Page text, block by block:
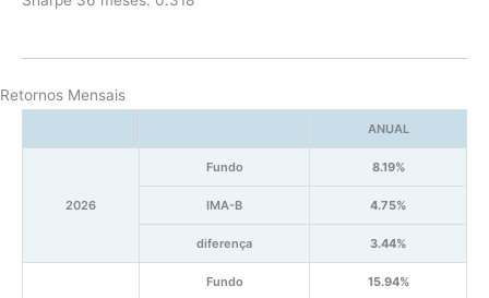
Retornos Mensais
ANUAL
2026
Fundo 8.19%
IMA-B 4.75%
diferença 3.44%
Fundo 15.94%